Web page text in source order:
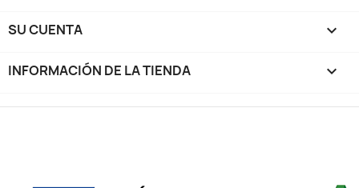
SU CUENTA 
INFORMACIÓN DE LA TIENDA keyboard_arrow_down